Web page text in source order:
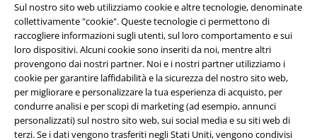
Sul nostro sito web utilizziamo cookie e altre tecnologie, denominate
collettivamente "cookie". Queste tecnologie ci permettono di
raccogliere informazioni sugli utenti, sul loro comportamento e sui
loro dispositivi. Alcuni cookie sono inseriti da noi, mentre altri
provengono dai nostri partner. Noi e i nostri partner utilizziamo i
cookie per garantire laffidabilità e la sicurezza del nostro sito web,
per migliorare e personalizzare la tua esperienza di acquisto, per
condurre analisi e per scopi di marketing (ad esempio, annunci
personalizzati) sul nostro sito web, sui social media e su siti web di
terzi. Se i dati vengono trasferiti negli Stati Uniti, vengono condivisi
verranno gestiti in conformità con laPolitica sulla Privacy. Potrò revocare
tale consenso in qualunque momento, tramite il link di disiscrizione
presente in ogni newsletter.
Clicca quiper annullare liscrizione alla newsletter.
Iscriviti
*Attivo per 4 settimane. Non utilizzabile in combinazione con altri codici
promozionali. Lo sconto verrà applicato dopo aver inserito il codice nel